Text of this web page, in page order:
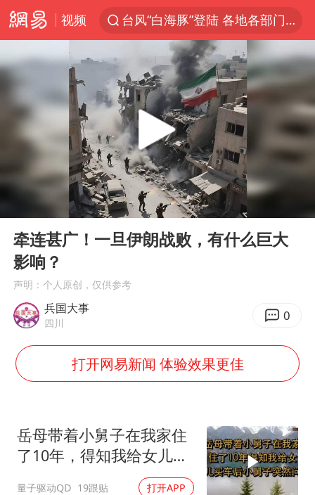
视频
台风“白海豚”登陆 各地各部门全力应对
路虎卫士110 HSE限时降价
我国发现稀散金属独立新矿物——乌斯河锗矿
上海鼓励居家办公
部分银行上调存款利率
小沈阳加盟《披荆斩棘》
朱一龙的鼻子怎么了
4.2平卫生间补漏注胶花1.55万
周星驰妈妈现身香港首映礼
上海地铁4条线路全线停运
费大厨口号更改 不再宣传小炒肉大王
56岁刘奕君跟13岁女儿合跳
从科技创新看开局起步的时与势
Play
00:00
牵连甚广！一旦伊朗战败，有什么巨大
影响？
声明：个人原创，仅供参考
兵国大事
四川 0
打开网易新闻 体验效果更佳
岳母带着小舅子在我家住
了10年，得知我给女儿买
量子驱动QD 19跟贴 打开APP